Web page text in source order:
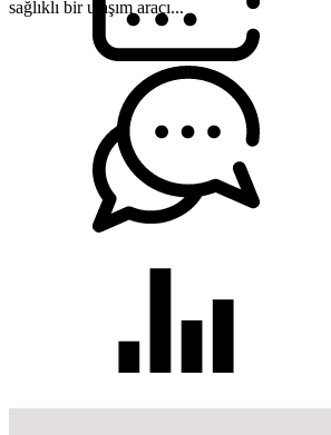
sağlıklı bir ulaşım aracı...